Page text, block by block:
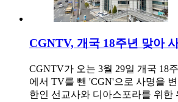
CGNTV, 개국 18주년 맞아
CGNTV가 오는 3월 29일 개국 18
에서 TV를 뺀 'CGN'으로 사명을
한인 선교사와 디아스포라를 위한